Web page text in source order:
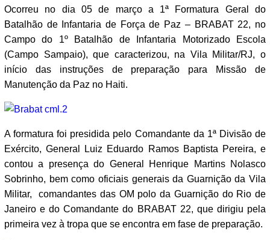
Ocorreu no dia 05 de março a 1ª Formatura Geral do
Batalhão de Infantaria de Força de Paz – BRABAT 22, no
Campo do 1º Batalhão de Infantaria Motorizado Escola
(Campo Sampaio), que caracterizou, na Vila Militar/RJ, o
início das instruções de preparação para Missão de
Manutenção da Paz no Haiti.
A formatura foi presidida pelo Comandante da 1ª Divisão de
Exército, General Luiz Eduardo Ramos Baptista Pereira, e
contou a presença do General Henrique Martins Nolasco
Sobrinho, bem como oficiais generais da Guarnição da Vila
Militar, comandantes das OM polo da Guarnição do Rio de
Janeiro e do Comandante do BRABAT 22, que dirigiu pela
primeira vez à tropa que se encontra em fase de preparação.